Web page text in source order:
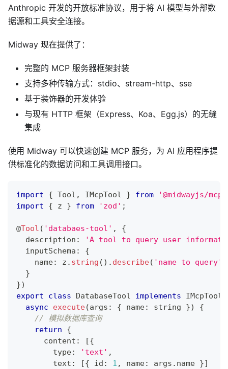
Anthropic 开发的开放标准协议，用于将 AI 模型与外部数
据源和工具安全连接。
Midway 现在提供了：
完整的 MCP 服务器框架封装
支持多种传输方式：stdio、stream-http、sse
基于装饰器的开发体验
与现有 HTTP 框架（Express、Koa、Egg.js）的无缝
集成
使用 Midway 可以快速创建 MCP 服务，为 AI 应用程序提
供标准化的数据访问和工具调用接口。
import { Tool , IMcpTool } from '@midwayjs/mcp'
import
{ z } from 'zod' ;
@Tool ( 'databaes-tool' ,
{
  description
:
'A tool to query user
  inputSchema
:
{
    name
: z . string ( ) . describe( 'name to query'
}
})
export
class DatabaseTool implements
IMcpTool
async
execute(args : { name: string })
{
// 模拟数据库查询
return
{
      content
: [{
        type
: 'text' ,
        text
: [{ id : 1 , name: args . name }]